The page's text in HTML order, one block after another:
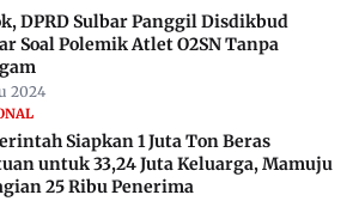
DPRD Sulbar Panggil Disdikbud
Soal Polemik Atlet O2SN Tanpa
2024
Siapkan 1 Juta Ton Beras
untuk 33,24 Juta Keluarga, Mamuju
25 Ribu Penerima